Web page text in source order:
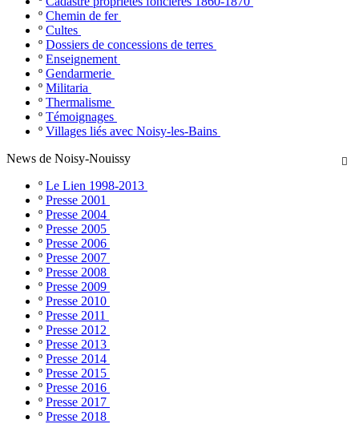
º Chemin de fer
º Cultes
º Dossiers de concessions de terres
º Enseignement
º Gendarmerie
º Militaria
º Thermalisme
º Témoignages
º Villages liés avec Noisy-les-Bains

News de Noisy-Nouissy
º Le Lien 1998-2013
º Presse 2001
º Presse 2004
º Presse 2005
º Presse 2006
º Presse 2007
º Presse 2008
º Presse 2009
º Presse 2010
º Presse 2011
º Presse 2012
º Presse 2013
º Presse 2014
º Presse 2015
º Presse 2016
º Presse 2017
º Presse 2018